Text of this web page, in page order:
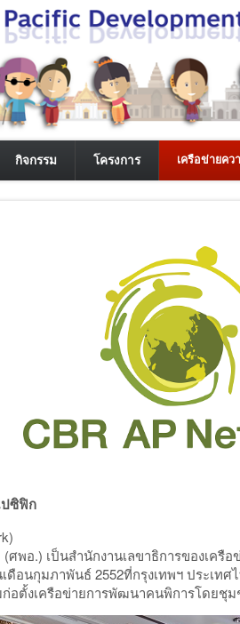
กิจกรรม โครงการ เครือข่ายคว
ปซิฟิก
พอ.) เป็นสำนักงานเลขาธิการของเค
อนกุมภาพันธ์ 2552ที่กรุงเทพฯ ประเท
อตั้งเครือข่ายการพัฒนาคนพิการโดยชุ